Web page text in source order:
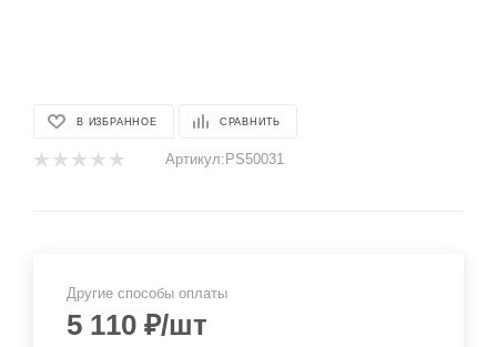
В ИЗБРАННОЕ СРАВНИТЬ
Артикул: PS50031
Другие способы оплаты
5 110 ₽/шт